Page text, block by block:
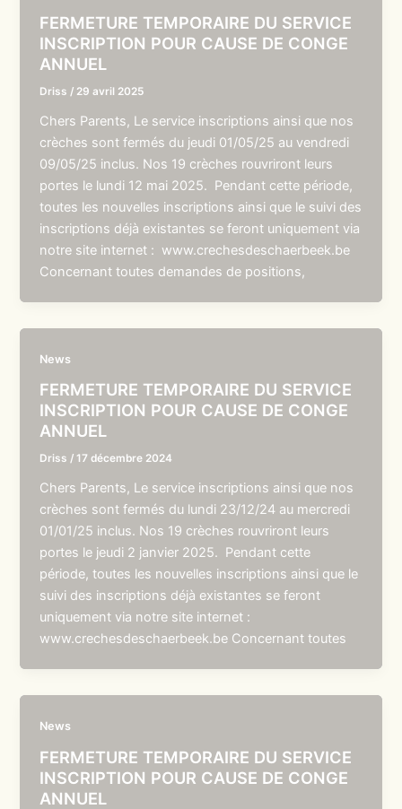
FERMETURE TEMPORAIRE DU SERVICE
INSCRIPTION POUR CAUSE DE CONGE
ANNUEL
Driss / 29 avril 2025
Chers Parents, Le service inscriptions ainsi que nos
crèches sont fermés du jeudi 01/05/25 au vendredi
09/05/25 inclus. Nos 19 crèches rouvriront leurs
portes le lundi 12 mai 2025. Pendant cette période,
toutes les nouvelles inscriptions ainsi que le suivi des
inscriptions déjà existantes se feront uniquement via
notre site internet : www.crechesdeschaerbeek.be
Concernant toutes demandes de positions,
News
FERMETURE TEMPORAIRE DU SERVICE
INSCRIPTION POUR CAUSE DE CONGE
ANNUEL
Driss /17 décembre 2024
Chers Parents, Le service inscriptions ainsi que nos
crèches sont fermés du lundi 23/12/24 au mercredi
01/01/25 inclus. Nos 19 crèches rouvriront leurs
portes le jeudi 2 janvier 2025. Pendant cette
période, toutes les nouvelles inscriptions ainsi que le
suivi des inscriptions déjà existantes se feront
uniquement via notre site internet :
www.crechesdeschaerbeek.be Concernant toutes
News
FERMETURE TEMPORAIRE DU SERVICE
INSCRIPTION POUR CAUSE DE CONGE
ANNUEL